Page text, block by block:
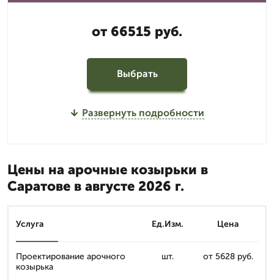
от 66515 руб.
Выбрать
Развернуть подробности
Цены на арочные козырьки в
Саратове в августе 2026 г.
Услуга Ед.Изм. Цена
Проектирование арочного
козырька
шт. от 5628 руб.